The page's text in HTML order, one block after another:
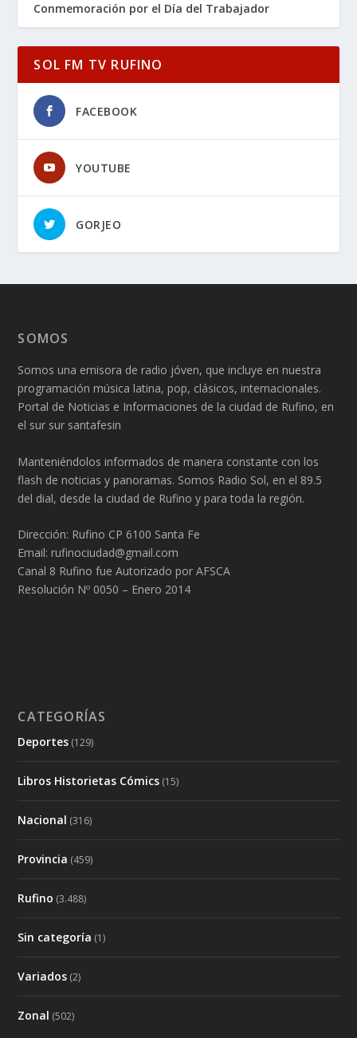
Conmemoración por el Día del Trabajador
SOL FM TV RUFINO
FACEBOOK
YOUTUBE
GORJEO
SOMOS
Somos una emisora de radio jóven, que incluye en nuestra
programación música latina, pop, clásicos, internacionales.
Portal de Noticias e Informaciones de la ciudad de Rufino, en
el sur sur santafesin
Manteniéndolos informados de manera constante con los
flash de noticias y panoramas. Somos Radio Sol, en el 89.5
del dial, desde la ciudad de Rufino y para toda la región.
Dirección: Rufino CP 6100 Santa Fe
Email: rufinociudad@gmail.com
Canal 8 Rufino fue Autorizado por AFSCA
Resolución Nº 0050 – Enero 2014
CATEGORÍAS
Deportes (129)
Libros Historietas Cómics (15)
Nacional (316)
Provincia (459)
Rufino (3.488)
Sin categoría (1)
Variados (2)
Zonal (502)